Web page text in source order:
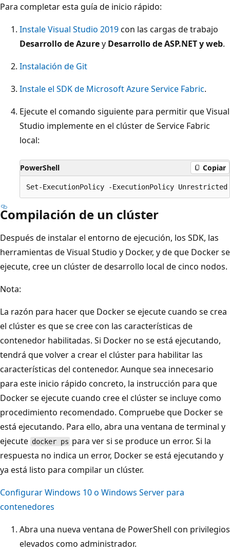
Para completar esta guía de inicio rápido:
Instale Visual Studio 2019con las cargas de trabajo
Desarrollo de Azurey Desarrollo de ASP.NET y web.
Instalación de Git
Instale el SDK de Microsoft Azure Service Fabric.
Ejecute el comando siguiente para permitir que Visual
Studio implemente en el clúster de Service Fabric
local:
PowerShell Copiar
Compilación de un clúster
Después de instalar el entorno de ejecución, los SDK, las
herramientas de Visual Studio y Docker, y de que Docker se
ejecute, cree un clúster de desarrollo local de cinco nodos.
Nota:
La razón para hacer que Docker se ejecute cuando se crea
el clúster es que se cree con las características de
contenedor habilitadas. Si Docker no se está ejecutando,
tendrá que volver a crear el clúster para habilitar las
características del contenedor. Aunque sea innecesario
para este inicio rápido concreto, la instrucción para que
Docker se ejecute cuando cree el clúster se incluye como
procedimiento recomendado. Compruebe que Docker se
está ejecutando. Para ello, abra una ventana de terminal y
ejecute docker ps para ver si se produce un error. Si la
respuesta no indica un error, Docker se está ejecutando y
ya está listo para compilar un clúster.
Configurar Windows 10 o Windows Server para
contenedores
Abra una nueva ventana de PowerShell con privilegios
elevados como administrador.